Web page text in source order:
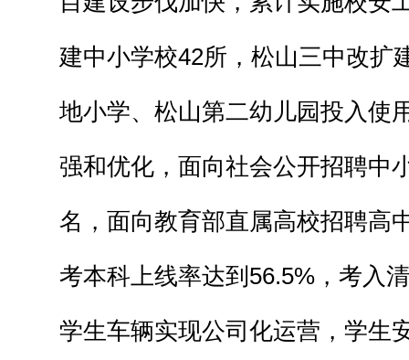
建中小学校42所，松山三中改扩
地小学、松山第二幼儿园投入使
强和优化，面向社会公开招聘中
名，面向教育部直属高校招聘高
考本科上线率达到56.5%，考入
学生车辆实现公司化运营，学生